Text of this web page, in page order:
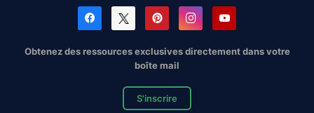
Obtenez des ressources exclusives directement dans votre
boîte mail
S'inscrire